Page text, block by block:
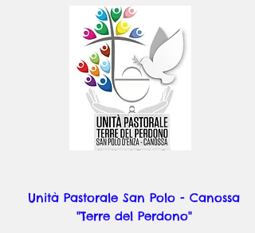
Unità Pastorale San Polo - Canossa
"Terre del Perdono"